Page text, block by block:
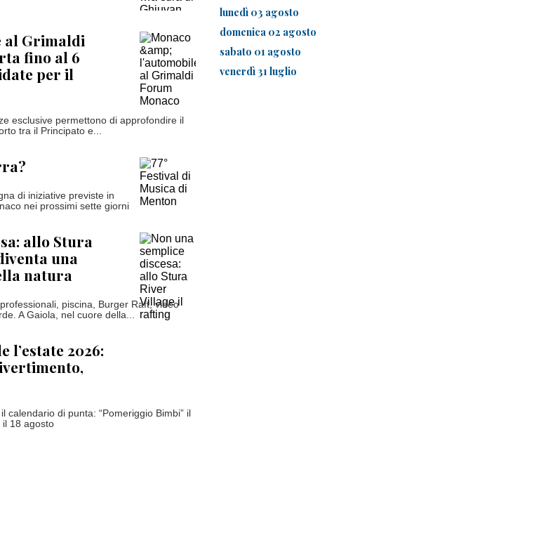
lunedì 03 agosto
domenica 02 agosto
sabato 01 agosto
venerdì 31 luglio
al Grimaldi
fino al 6
per il
esclusive permettono di approfondire il
tra il Principato e...
di iniziative previste in
nei prossimi sette giorni
allo Stura
una
natura
piscina, Burger Raft, video
A Gaiola, nel cuore della...
l’estate 2026:
calendario di punta: “Pomeriggio Bimbi” il
il 18 agosto